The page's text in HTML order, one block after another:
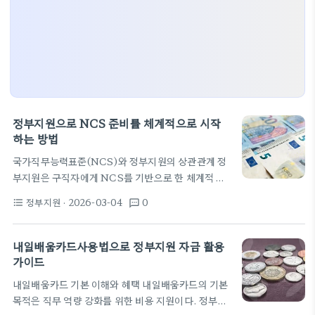
정부지원으로 NCS 준비를 체계적으로 시작
하는 방법
국가직무능력표준(NCS)와 정부지원의 상관관계 정
부지원은 구직자에게 NCS를 기반으로 한 체계적 직
직무에 필요한 지식, 기술, 태도를 표준화한 프레임워
크로 최근 채용 트렌드의 핵심 축으로 자리 잡고 있습
니다. 정부의 지원 프로그램은 NCS 이해 교육, 필기
대비, 컨설팅을 묶은 원스톱 서비스 형태로 운영됩니
하고 단계적으로 개선할 수 있습니다. 지역별로 제공
되는 교육 공간, 취업 컨설팅, 그리고 모의시험은 현
format_list_bulleted 정부지원 · 2026-03-04 textsms 0
내일배움카드사용법으로 정부지원 자금 활용
가이드
내일배움카드 기본 이해와 혜택 내일배움카드의 기본
목적은 직무 역량 강화를 위한 비용 지원이다. 정부가